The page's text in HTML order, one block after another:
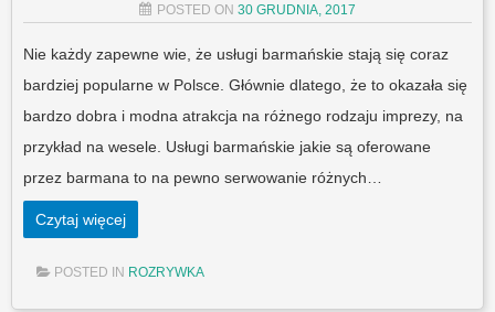
POSTED ON 30 GRUDNIA, 2017
Nie każdy zapewne wie, że usługi barmańskie stają się coraz
bardziej popularne w Polsce. Głównie dlatego, że to okazała się
bardzo dobra i modna atrakcja na różnego rodzaju imprezy, na
przykład na wesele. Usługi barmańskie jakie są oferowane
przez barmana to na pewno serwowanie różnych…
Czytaj więcej
POSTED IN ROZRYWKA